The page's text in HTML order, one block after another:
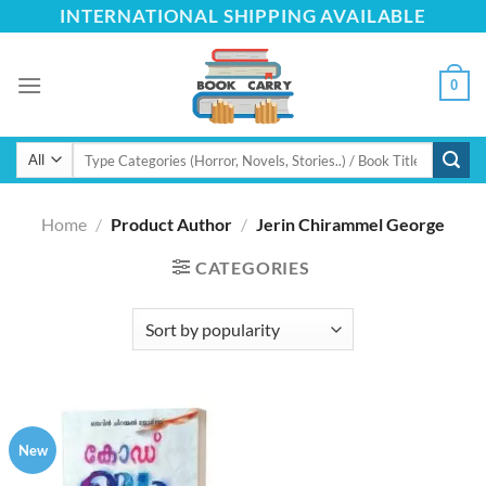
to
INTERNATIONAL SHIPPING AVAILABLE
0
Search
Home / Product Author / Jerin Chirammel George
CATEGORIES
New